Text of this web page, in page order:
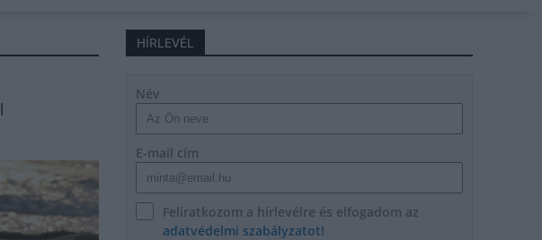
HÍRLEVÉL
Név
E-mail cím
Feliratkozom a hírlevélre és elfogadom az
adatvédelmi szabályzatot!